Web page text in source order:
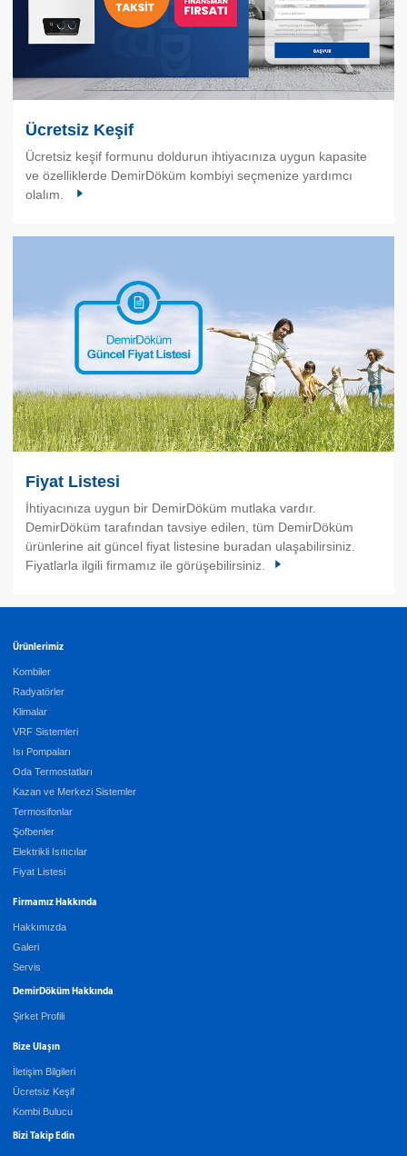
Ücretsiz Keşif
Ücretsiz keşif formunu doldurun ihtiyacınıza uygun kapasite
ve özelliklerde DemirDöküm kombiyi seçmenize yardımcı
olalım.
Fiyat Listesi
İhtiyacınıza uygun bir DemirDöküm mutlaka vardır.
DemirDöküm tarafından tavsiye edilen, tüm DemirDöküm
ürünlerine ait güncel fiyat listesine buradan ulaşabilirsiniz.
Fiyatlarla ilgili firmamız ile görüşebilirsiniz.
Ürünlerimiz
Kombiler
Radyatörler
Klimalar
VRF Sistemleri
Isı Pompaları
Oda Termostatları
Kazan ve Merkezi Sistemler
Termosifonlar
Şofbenler
Elektrikli Isıtıcılar
Fiyat Listesi
Firmamız Hakkında
Hakkımızda
Galeri
Servis
DemirDöküm Hakkında
Şirket Profili
Bize Ulaşın
İletişim Bilgileri
Ücretsiz Keşif
Kombi Bulucu
Bizi Takip Edin